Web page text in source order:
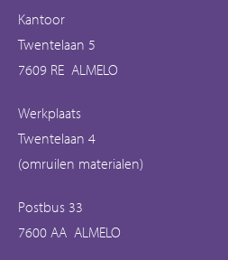
Kantoor
Twentelaan 5
7609 RE ALMELO
Werkplaats
Twentelaan 4
(omruilen materialen)
Postbus 33
7600 AA ALMELO